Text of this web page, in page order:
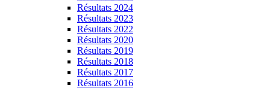
Résultats 2024
Résultats 2023
Résultats 2022
Résultats 2020
Résultats 2019
Résultats 2018
Résultats 2017
Résultats 2016